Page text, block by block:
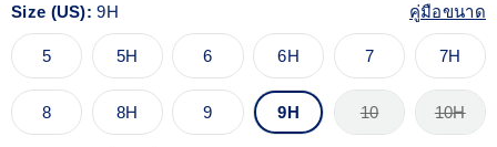
Size (US):9H คู่มือขนาด
5 5H 6 6H 7 7H
8 8H 9 9H 10 10H